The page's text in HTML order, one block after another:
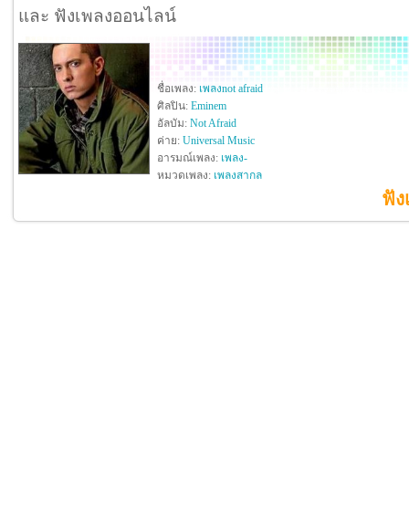
และ ฟังเพลงออนไลน์
ชื่อเพลง: เพลงnot afraid
ศิลปิน: Eminem
อัลบัม: Not Afraid
ค่าย: Universal Music
อารมณ์เพลง: เพลง-
หมวดเพลง: เพลงสากล
ฟัง